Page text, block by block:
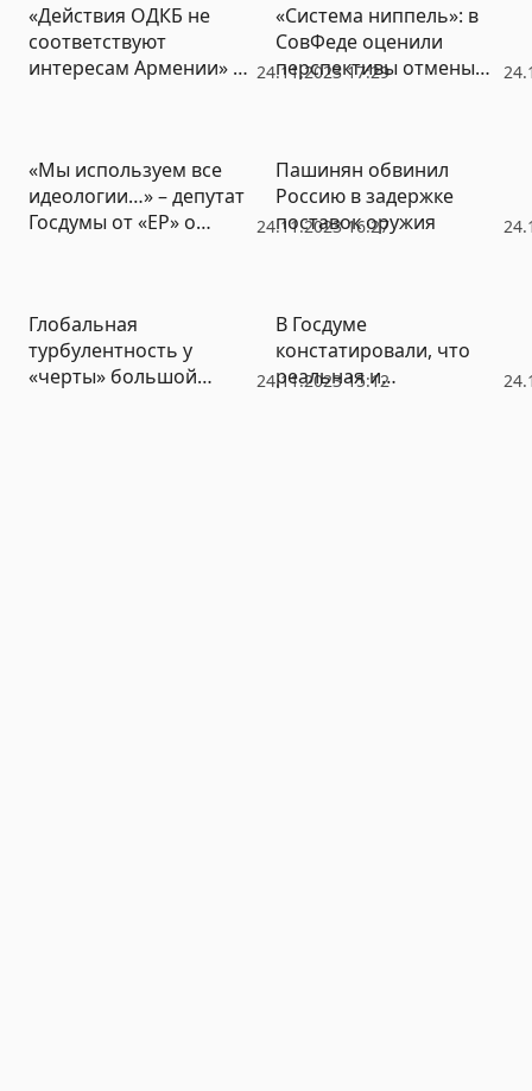
24.11.2023 17:29
«Действия ОДКБ не
соответствуют
интересам Армении» –
«Система ниппель»: в
СовФеде оценили
перспективы отмены
24.11.2023 16:27
«Мы используем все
идеологии…» – депутат
Госдумы от «ЕР» о
Пашинян обвинил
Россию в задержке
поставок оружия
24.11.2023 15:12
Глобальная
турбулентность у
«черты» большой
В Госдуме
констатировали, что
реальная и